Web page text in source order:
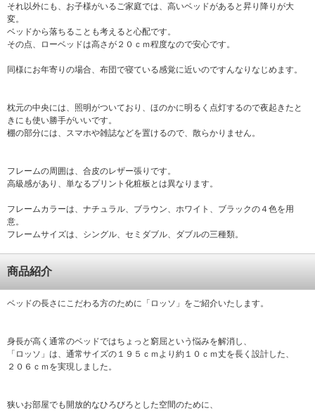
それ以外にも、お子様がいるご家庭では、高いベッドがあると昇り降りが大
変。
ベッドから落ちることも考えると心配です。
その点、ローベッドは高さが２０ｃｍ程度なので安心です。
同様にお年寄りの場合、布団で寝ている感覚に近いのですんなりなじめます。
枕元の中央には、照明がついており、ほのかに明るく点灯するので夜起きたと
きにも使い勝手がいいです。
棚の部分には、スマホや雑誌などを置けるので、散らかりません。
フレームの周囲は、合皮のレザー張りです。
高級感があり、単なるプリント化粧板とは異なります。
フレームカラーは、ナチュラル、ブラウン、ホワイト、ブラックの４色を用
意。
フレームサイズは、シングル、セミダブル、ダブルの三種類。
商品紹介
ベッドの長さにこだわる方のために「ロッソ」をご紹介いたします。
身長が高く通常のベッドではちょっと窮屈という悩みを解消し、
「ロッソ」は、通常サイズの１９５ｃｍより約１０ｃｍ丈を長く設計した、
２０６ｃｍを実現しました。
狭いお部屋でも開放的なひろびろとした空間のために、